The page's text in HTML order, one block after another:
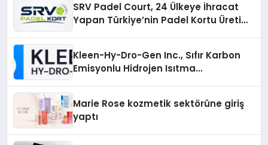
SRV Padel Court, 24 Ülkeye İhracat
Yapan Türkiye’nin Padel Kortu Üretim
Kleen-Hy-Dro-Gen Inc., Sıfır Karbon
Emisyonlu Hidrojen Isıtma
Marie Rose kozmetik sektörüne giriş
yaptı